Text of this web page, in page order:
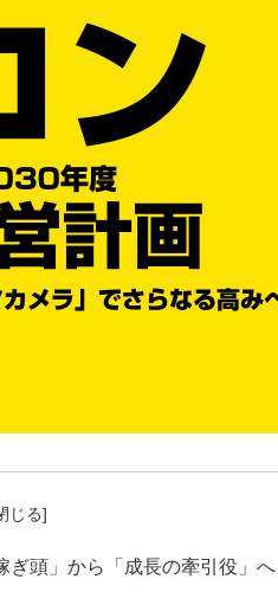
ぎ頭」から「成長の牽引役」へ